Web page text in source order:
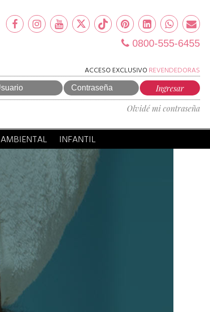
0800-555-6455
ACCESO EXCLUSIVO REVENDEDORAS
Olvidé mi contraseña
AMBIENTAL INFANTIL